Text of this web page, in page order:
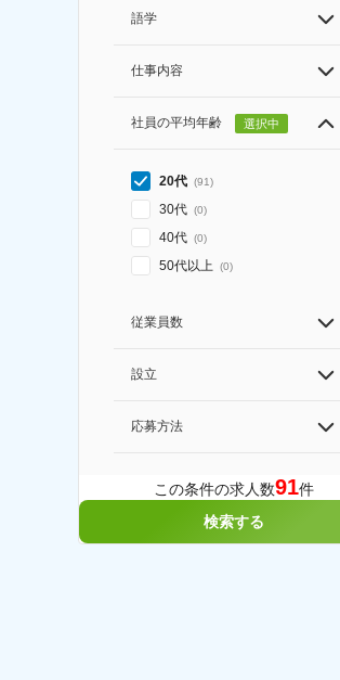
語学
仕事内容
社員の平均年齢 選択中
20代 (91)
30代 (0)
40代 (0)
50代以上 (0)
従業員数
設立
応募方法
この条件の求人数91件
検索する